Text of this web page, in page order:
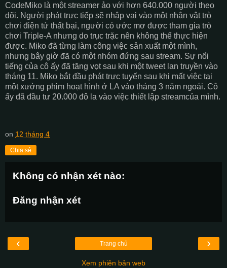
CodeMiko là một streamer ảo với hơn 640.000 người theo
dõi. Người phát trực tiếp sẽ nhập vai vào một nhân vật trò
chơi điện tử thất bại, người có ước mơ được tham gia trò
chơi Triple-A nhưng do trục trặc nên không thể thực hiện
được. Miko đã từng làm công việc sản xuất một mình,
nhưng bây giờ đã có một nhóm đứng sau stream. Sự nổi
tiếng của cô ấy đã tăng vọt sau khi một tweet lan truyền vào
tháng 11. Miko bắt đầu phát trực tuyến sau khi mất việc tại
một xưởng phim hoạt hình ở LA vào tháng 3 năm ngoái. Cô
ấy đã đầu tư 20.000 đô la vào việc thiết lập streamcủa mình.
on 12 tháng 4
Chia sẻ
Không có nhận xét nào:
Đăng nhận xét
‹ ›
Trang chủ
Xem phiên bản web